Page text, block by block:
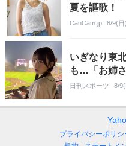
夏を謳歌！
CanCam.jp 8/9(
いぎなり東
も…「お姉
日刊スポーツ 8/
プライバシーポリシ